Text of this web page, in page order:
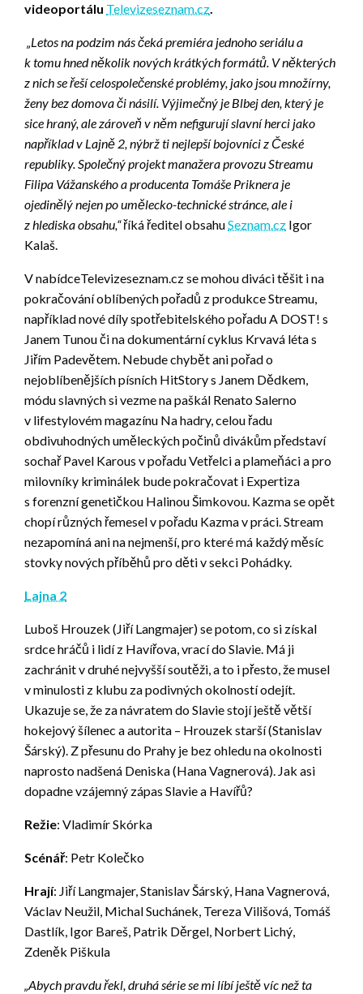
videoportálu Televizeseznam.cz.
„Letos na podzim nás čeká premiéra jednoho seriálu a
k tomu hned několik nových krátkých formátů. V některých
z nich se řeší celospolečenské problémy, jako jsou množírny,
ženy bez domova či násilí. Výjimečný je Blbej den, který je
sice hraný, ale zároveň v něm nefigurují slavní herci jako
například v Lajně 2, nýbrž ti nejlepší bojovníci z České
republiky. Společný projekt manažera provozu Streamu
Filipa Vážanského a producenta Tomáše Priknera je
ojedinělý nejen po umělecko-technické stránce, ale i
z hlediska obsahu,“říká ředitel obsahuSeznam.cz Igor
Kalaš.
V nabídceTelevizeseznam.cz se mohou diváci těšit i na
pokračování oblíbených pořadů z produkce Streamu,
například nové díly spotřebitelského pořadu A DOST! s
Janem Tunou či na dokumentární cyklus Krvavá léta s
Jiřím Padevětem. Nebude chybět ani pořad o
nejoblíbenějších písních HitStory s Janem Dědkem,
módu slavných si vezme na paškál Renato Salerno
v lifestylovém magazínu Na hadry, celou řadu
obdivuhodných uměleckých počinů divákům představí
sochař Pavel Karous v pořadu Vetřelci a plameňáci a pro
milovníky kriminálek bude pokračovat i Expertiza
s forenzní genetičkou Halinou Šimkovou. Kazma se opět
chopí různých řemesel v pořadu Kazma v práci. Stream
nezapomíná ani na nejmenší, pro které má každý měsíc
stovky nových příběhů pro děti v sekci Pohádky.
Lajna 2
Luboš Hrouzek (Jiří Langmajer) se potom, co si získal
srdce hráčů i lidí z Havířova, vrací do Slavie. Má ji
zachránit v druhé nejvyšší soutěži, a to i přesto, že musel
v minulosti z klubu za podivných okolností odejít.
Ukazuje se, že za návratem do Slavie stojí ještě větší
hokejový šílenec a autorita – Hrouzek starší (Stanislav
Šárský). Z přesunu do Prahy je bez ohledu na okolnosti
naprosto nadšená Deniska (Hana Vagnerová). Jak asi
dopadne vzájemný zápas Slavie a Havířů?
Režie: Vladimír Skórka
Scénář: Petr Kolečko
Hrají: Jiří Langmajer, Stanislav Šárský, Hana Vagnerová,
Václav Neužil, Michal Suchánek, Tereza Vilišová, Tomáš
Dastlík, Igor Bareš, Patrik Děrgel, Norbert Lichý,
Zdeněk Piškula
„Abych pravdu řekl, druhá série se mi líbí ještě víc než ta